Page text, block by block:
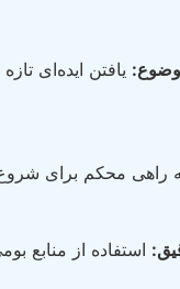
یافتن ایده‌ای
راهی محکم برای
استفاده از منابع